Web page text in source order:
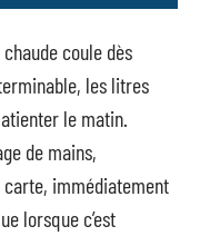
coule dès
les litres
le matin.
de mains,
carte, immédiatement
lorsque c’est